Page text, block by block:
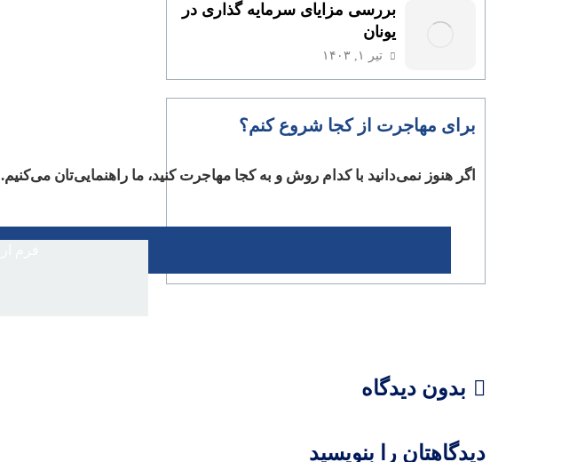
بررسی مزایای سرمایه گذاری در
یونان
تیر ۱, ۱۴۰۳
برای مهاجرت از کجا شروع کنم؟
اگر هنوز نمی‌دانید با کدام روش و به کجا مهاجرت کنید، ما راهنمایی‌تان می‌کنیم.
بدون دیدگاه
دیدگاهتان را بنویسید